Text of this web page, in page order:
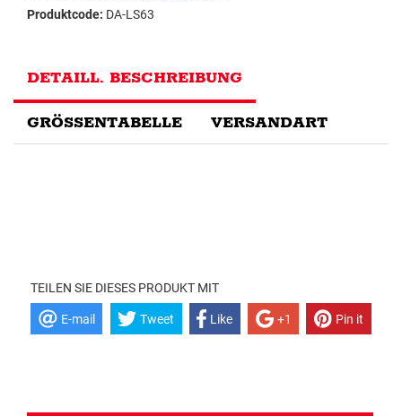
Produktcode: DA-LS63
DETAILL. BESCHREIBUNG
GRÖSSENTABELLE VERSANDART
TEILEN SIE DIESES PRODUKT MIT
E-mail Tweet Like +1 Pin it